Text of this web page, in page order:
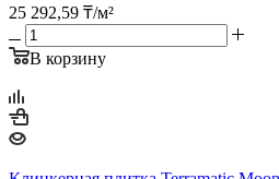
25 292,59 ₸/м²
В корзину